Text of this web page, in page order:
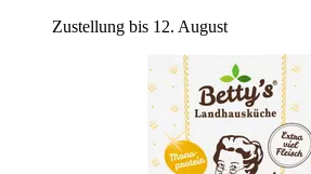
Zustellung bis 12. August